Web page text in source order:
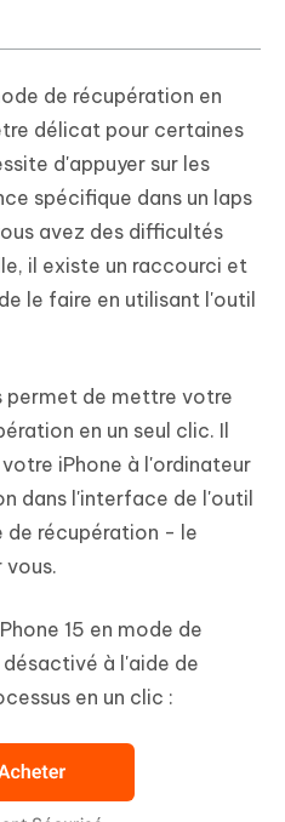
de récupération en
délicat pour certaines
d'appuyer sur les
spécifique dans un laps
avez des difficultés
il existe un raccourci et
le faire en utilisant l'outil
permet de mettre votre
en un seul clic. Il
iPhone à l'ordinateur
dans l'interface de l'outil
de récupération - le
vous.
15 en mode de
à l'aide de
en un clic :